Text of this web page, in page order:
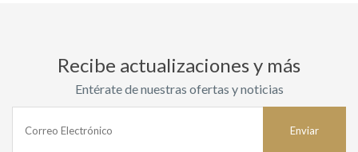
Recibe actualizaciones y más
Entérate de nuestras ofertas y noticias